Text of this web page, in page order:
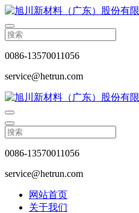
0086-13570011056
service@hetrun.com
0086-13570011056
service@hetrun.com
网站首页
关于我们